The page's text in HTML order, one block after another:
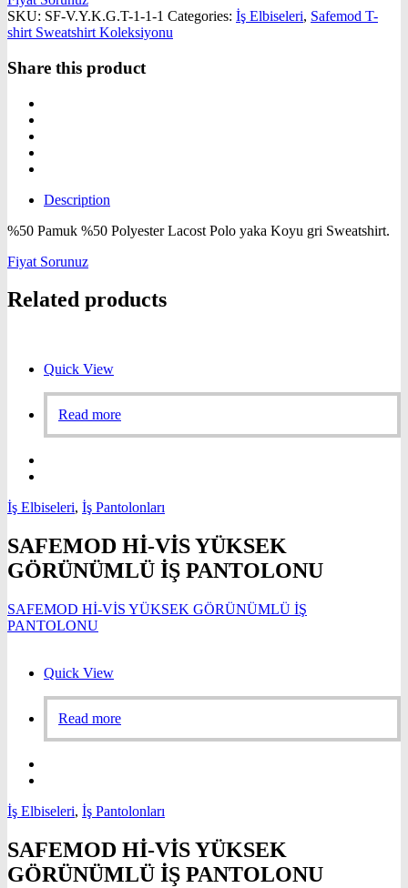
SKU: SF-V.Y.K.G.T-1-1-1 Categories: İş Elbiseleri, Safemod T-
shirt Sweatshirt Koleksiyonu
Share this product
Description
%50 Pamuk %50 Polyester Lacost Polo yaka Koyu gri Sweatshirt.
Fiyat Sorunuz
Related products
Quick View
Read more
İş Elbiseleri, İş Pantolonları
SAFEMOD Hİ-VİS YÜKSEK
GÖRÜNÜMLÜ İŞ PANTOLONU
SAFEMOD Hİ-VİS YÜKSEK GÖRÜNÜMLÜ İŞ
PANTOLONU
Quick View
Read more
İş Elbiseleri, İş Pantolonları
SAFEMOD Hİ-VİS YÜKSEK
GÖRÜNÜMLÜ İŞ PANTOLONU